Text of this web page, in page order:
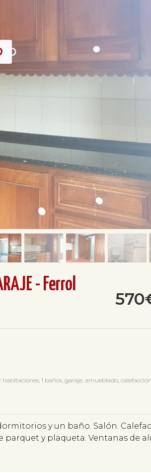
- Ferrol
1 baños, garaje, amueblado,
y un baño. Salón.
parquet y plaqueta. Ventanas de